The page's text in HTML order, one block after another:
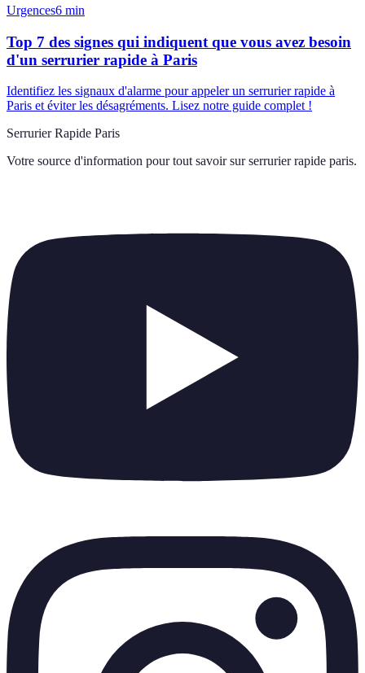
Urgences6 min
Top 7 des signes qui indiquent que vous avez besoin
d'un serrurier rapide à Paris
Identifiez les signaux d'alarme pour appeler un serrurier rapide à
Paris et éviter les désagréments. Lisez notre guide complet !
Serrurier Rapide Paris
Votre source d'information pour tout savoir sur serrurier rapide paris.